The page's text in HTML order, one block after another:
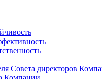
Совета директоров